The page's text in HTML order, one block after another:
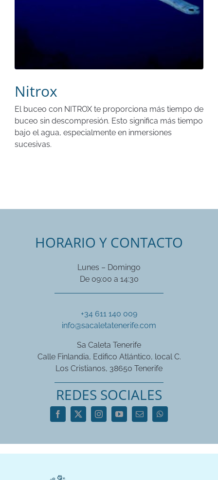
Nitrox
El buceo con NITROX te proporciona más tiempo de
buceo sin descompresión. Esto significa más tiempo
bajo el agua, especialmente en inmersiones
sucesivas.
HORARIO Y CONTACTO
Lunes – Domingo
De 09:00 a 14:30
+34 611 140 009
info@sacaletatenerife.com
Sa Caleta Tenerife
Calle Finlandia, Edifico Atlántico, local C.
Los Cristianos, 38650 Tenerife
REDES SOCIALES